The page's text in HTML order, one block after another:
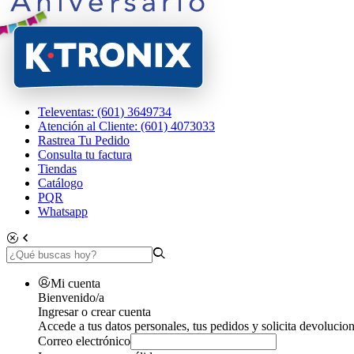
Televentas: (601) 3649734
Atención al Cliente: (601) 4073033
Rastrea Tu Pedido
Consulta tu factura
Tiendas
Catálogo
PQR
Whatsapp
Mi cuenta
Bienvenido/a
Ingresar o crear cuenta
Accede a tus datos personales, tus pedidos y solicita
Correo electrónico